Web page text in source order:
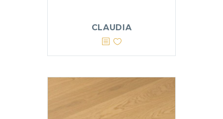
CLAUDIA